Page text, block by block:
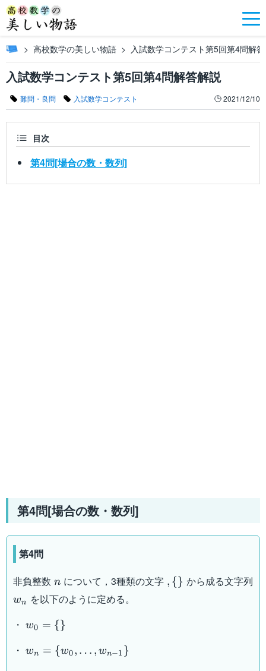
高校数学の美しい物語 入試数学コンテスト第5回第4問解
入試数学コンテスト第5回第4問解答解説
難問・良問 入試数学コンテスト 2021/12/10
目次
第4問[場合の数・数列]
第4問[場合の数・数列]
第4問
非負整数 n
n について，3種類の文字
,\
, {} から成る文字列
w_n
wn
を以下のように定める。
・ w_0=\
w0 = {}
・ w_n
wn = {w0, … , wn−1 }